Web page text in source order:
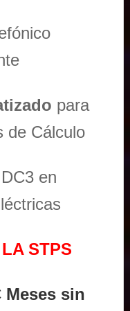
para
de Cálculo
en
STPS
Meses sin